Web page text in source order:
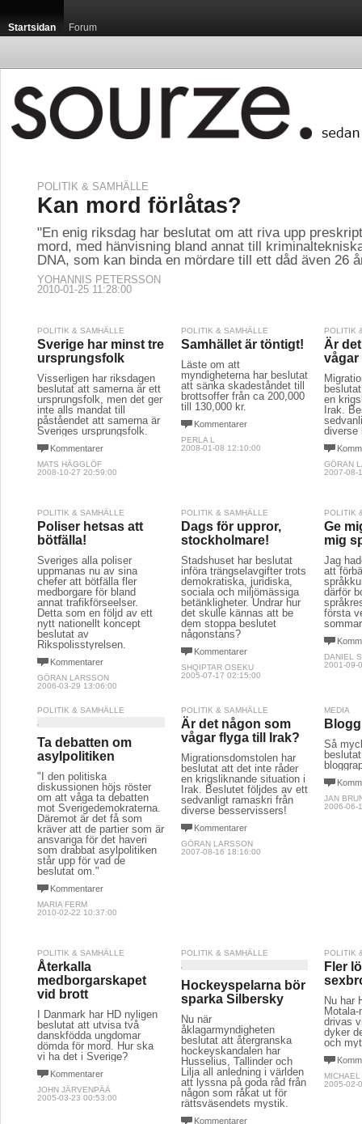
Startsidan Forum
POLITIK & SAMHÄLLE
Kan mord förlåtas?
"En enig riksdag har beslutat om att riva upp
mord, med hänvisning bland annat till
DNA, som kan binda en mördare till ett dåd även 26
YOHANNIS PETERSSON
2010-01-25 11:28:00
POLITIK & SAMHÄLLE
Sverige har minst tre
ursprungsfolk
Visserligen har riksdagen
beslutat att samerna är ett
ursprungsfolk, men det ger
inte alls mandat till
påståendet att samerna är
Sveriges ursprungsfolk.
Kommentarer
MATS HÄGGLÖF
2008-10-27 20:59:00
POLITIK & SAMHÄLLE
Samhället är töntigt!
Läste om att
myndigheterna har beslutat
att sänka skadeståndet till
brottsoffer från ca 200,000
till 130,000 kr.
Kommentarer
PERLA L
2008-01-08 12:10:00
POLITIK
Är
vågar
en
Irak.
diverse
GÖRAN
2007-08-
POLITIK & SAMHÄLLE
Poliser hetsas att
bötfälla!
Sveriges alla poliser
uppmanas nu av sina
chefer att bötfälla fler
medborgare för bland
annat trafikförseelser.
Detta som en följd av ett
nytt nationellt koncept
beslutat av
Rikspolisstyrelsen.
Kommentarer
GÖRAN LARSSON
2006-03-29 13:06:00
POLITIK & SAMHÄLLE
Dags för uppror,
stockholmare!
Stadshuset har beslutat
införa trängselavgifter trots
demokratiska, juridiska,
sociala och miljömässiga
betänkligheter. Undrar hur
det skulle kännas att be
dem stoppa beslutet
någonstans?
Kommentarer
SHQIPTAR OSEKU
2005-07-17 02:15:00
POLITIK
Ge
mig
Jag
att
därför
första
DANIEL
2001-09-
POLITIK & SAMHÄLLE
Ta debatten om
asylpolitiken
"I den politiska
diskussionen höjs röster
om att våga ta debatten
mot Sverigedemokraterna.
Däremot är det få som
kräver att de partier som är
ansvariga för det haveri
som drabbat asylpolitiken
står upp för vad de
beslutat om."
Kommentarer
MARIA FERM
2010-02-22 10:37:00
POLITIK & SAMHÄLLE
Är det någon som
vågar flyga till Irak?
Migrationsdomstolen har
beslutat att det inte råder
en krigsliknande situation i
Irak. Beslutet följdes av ett
sedvanligt ramaskri från
diverse besservissers!
Kommentarer
GÖRAN LARSSON
2007-08-16 18:16:00
MEDIA
Så
JAN
2006-06-
POLITIK & SAMHÄLLE
Återkalla
medborgarskapet
vid brott
I Danmark har HD nyligen
beslutat att utvisa två
danskfödda ungdomar
dömda för mord. Hur ska
vi ha det i Sverige?
Kommentarer
JOHN JÄRVENPÄÄ
2005-03-23 00:53:00
POLITIK & SAMHÄLLE
Hockeyspelarna bör
sparka Silbersky
Nu när
åklagarmyndigheten
beslutat att återgranska
hockeyskandalen har
Husselius, Tallinder och
Lilja all anledning i världen
att lyssna på goda råd från
någon som råkat ut för
rättsväsendets mystik.
Kommentarer
POLITIK
Fler
Nu har
drivas
dyker
och
2005-02-